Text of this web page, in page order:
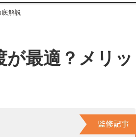
底解説
最適？メリッ